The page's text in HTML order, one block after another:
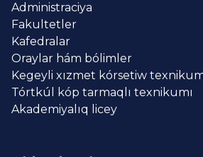
Administraciya
Fakultetler
Kafedralar
Oraylar hám bólimler
Kegeyli xızmet kórsetiw
Tórtkúl kóp tarmaqlı texnikumı
Akademiyalıq licey